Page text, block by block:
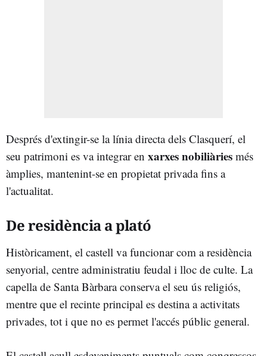
Després d'extingir-se la línia directa dels Clasquerí, el
seu patrimoni es va integrar en xarxes nobiliàries més
àmplies, mantenint-se en propietat privada fins a
l'actualitat.
De residència a plató
Històricament, el castell va funcionar com a residència
senyorial, centre administratiu feudal i lloc de culte. La
capella de Santa Bàrbara conserva el seu ús religiós,
mentre que el recinte principal es destina a activitats
privades, tot i que no es permet l'accés públic general.